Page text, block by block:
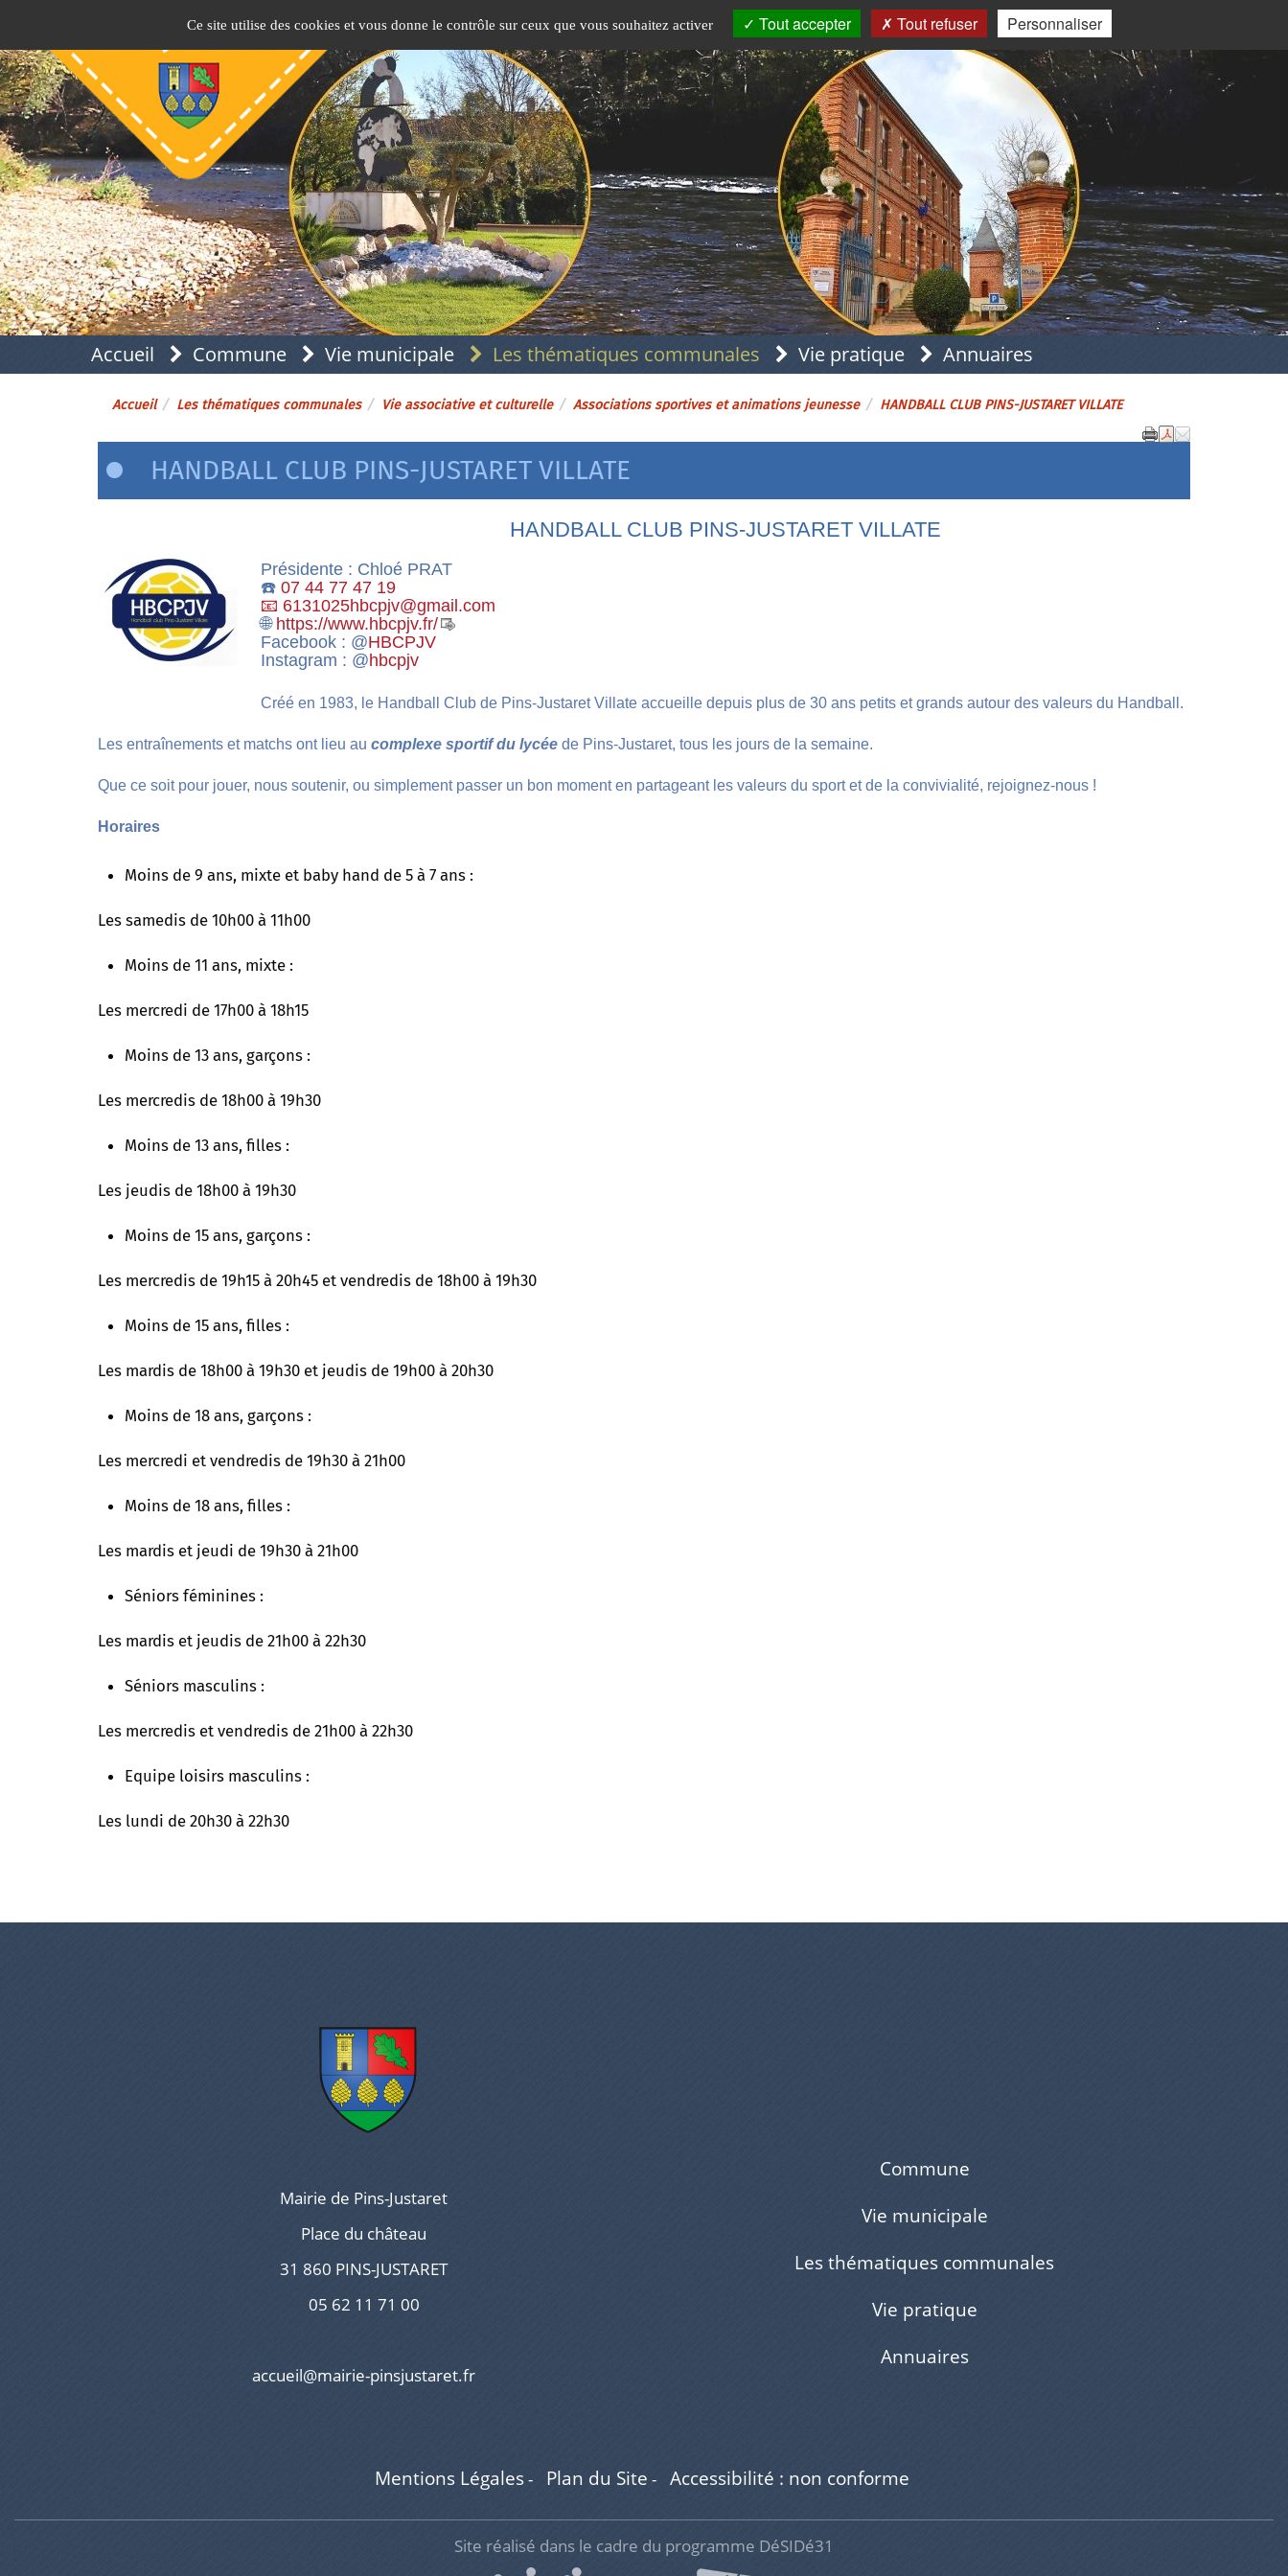
Accueil Commune Vie municipale Les thématiques communales Vie pratique Annuaires
Accueil Les thématiques communales Vie associative et culturelle Associations sportives et animations jeunesse HANDBALL CLUB PINS-JUSTARET VILLATE
HANDBALL CLUB PINS-JUSTARET VILLATE
HANDBALL CLUB PINS-JUSTARET VILLATE
Présidente : Chloé PRAT
☎️ 07 44 77 47 19
📧 6131025hbcpjv@gmail.com
🌐 https://www.hbcpjv.fr/
Facebook : @HBCPJV
Instagram : @hbcpjv
Créé en 1983, le Handball Club de Pins-Justaret Villate accueille depuis plus de 30 ans petits et grands autour des valeurs du Handball.
Les entraînements et matchs ont lieu au complexe sportif du lycée de Pins-Justaret, tous les jours de la semaine.
Que ce soit pour jouer, nous soutenir, ou simplement passer un bon moment en partageant les valeurs du sport et de la convivialité, rejoignez-nous !
Horaires
Moins de 9 ans, mixte et baby hand de 5 à 7 ans :
Les samedis de 10h00 à 11h00
Moins de 11 ans, mixte :
Les mercredi de 17h00 à 18h15
Moins de 13 ans, garçons :
Les mercredis de 18h00 à 19h30
Moins de 13 ans, filles :
Les jeudis de 18h00 à 19h30
Moins de 15 ans, garçons :
Les mercredis de 19h15 à 20h45 et vendredis de 18h00 à 19h30
Moins de 15 ans, filles :
Les mardis de 18h00 à 19h30 et jeudis de 19h00 à 20h30
Moins de 18 ans, garçons :
Les mercredi et vendredis de 19h30 à 21h00
Moins de 18 ans, filles :
Les mardis et jeudi de 19h30 à 21h00
Séniors féminines :
Les mardis et jeudis de 21h00 à 22h30
Séniors masculins :
Les mercredis et vendredis de 21h00 à 22h30
Equipe loisirs masculins :
Les lundi de 20h30 à 22h30
Mairie de Pins-Justaret
Place du château
31 860 PINS-JUSTARET
05 62 11 71 00
accueil@mairie-pinsjustaret.fr
Commune
Vie municipale
Les thématiques communales
Vie pratique
Annuaires
Mentions Légales- Plan du Site - Accessibilité : non conforme
Site réalisé dans le cadre du programme DéSIDé31
Ce site utilise des cookies et vous donne le contrôle sur ceux que vous souhaitez activer Tout accepter Tout refuser Personnaliser